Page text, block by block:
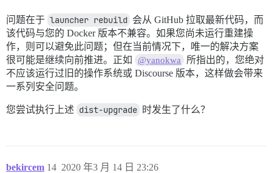
问题在于 launcher rebuild 会从 GitHub 拉取最新代码，而
该代码与您的 Docker 版本不兼容。如果您尚未运行重建操
作，则可以避免此问题；但在当前情况下，唯一的解决方案
很可能是继续向前推进。正如
@yanokwa
所指出的，您绝对
不应该运行过旧的操作系统或 Discourse 版本，这样做会带来
一系列安全问题。
您尝试执行上述 dist-upgrade 时发生了什么？
bekircem 2020 年3 月 14 日 23:26
14